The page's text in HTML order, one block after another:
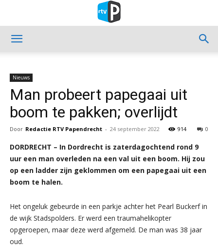
Nieuws
Man probeert papegaai uit
boom te pakken; overlijdt
Door Redactie RTV Papendrecht - 24 september 2022 0
914
DORDRECHT – In Dordrecht is zaterdagochtend rond 9
uur een man overleden na een val uit een boom. Hij zou
op een ladder zijn geklommen om een papegaai uit een
boom te halen.
Het ongeluk gebeurde in een parkje achter het Pearl Buckerf in
de wijk Stadspolders. Er werd een traumahelikopter
opgeroepen, maar deze werd afgemeld. De man was 38 jaar
oud.